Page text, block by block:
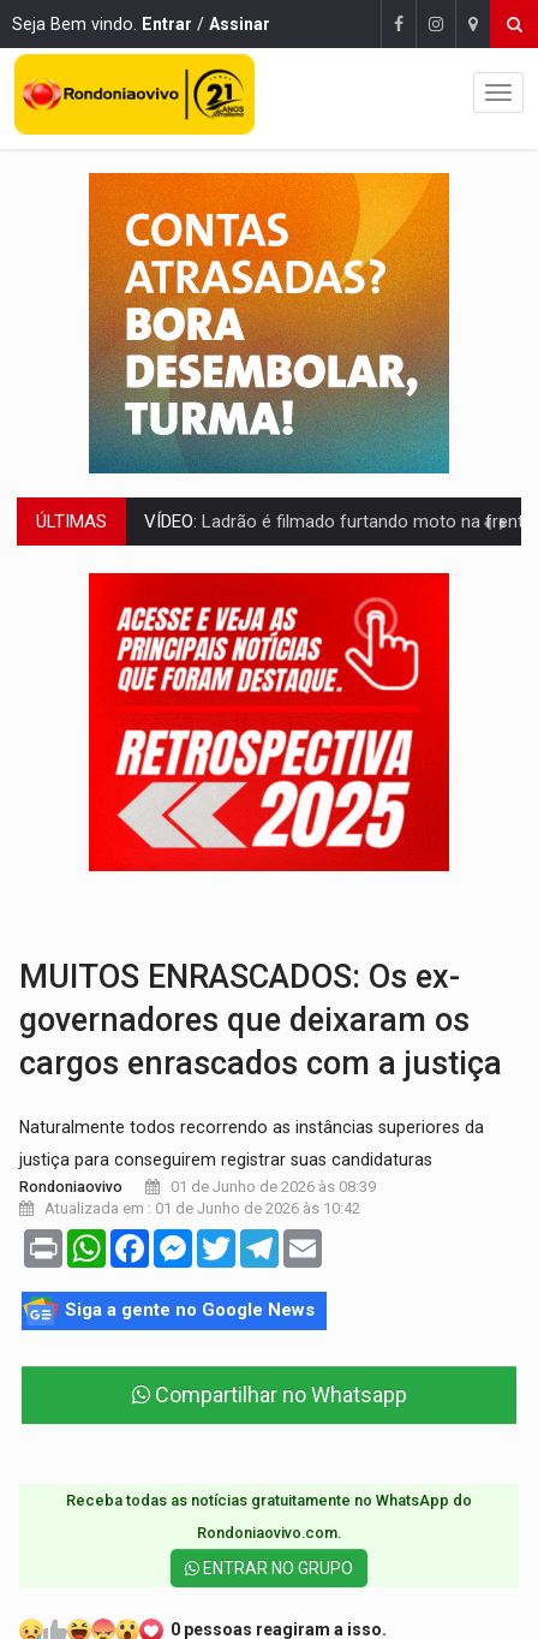
Seja Bem vindo. Entrar / Assinar
ÚLTIMAS VÍDEO: Ladrão é filmado furtando moto na frente do bar
BOLSAS DE PESQUISA:Iniciativa Amazônia+10 lança chamada para fortalecer
MATERIAL:Brasil tem grandes reservas de urânio, mas produz pouco e
VÍDEO:Serpente capturada na fábrica da Coca-Cola é
HOMENAGEM:Cientistas cassados pelo AI-5 se tornam pesquisadores
VÍDEO:Perseguição é registrada no shopping após colombiana furtar
LUDOPATIA: Apostas online começam a afetar produtividade e rotina
MUITOS ENRASCADOS: Os ex-
governadores que deixaram os
cargos enrascados com a justiça
Naturalmente todos recorrendo as instâncias superiores da
justiça para conseguirem registrar suas candidaturas
Rondoniaovivo
01 de Junho de 2026 às 08:39
Atualizada em : 01 de Junho de 2026 às 10:42
Print WhatsAppFacebookMessenger
TwitterTelegram
Siga a gente no Google News
Compartilhar no Whatsapp
Receba todas as notícias gratuitamente no WhatsApp do
Rondoniaovivo.com.​
ENTRAR NO GRUPO
0 pessoas reagiram a isso.